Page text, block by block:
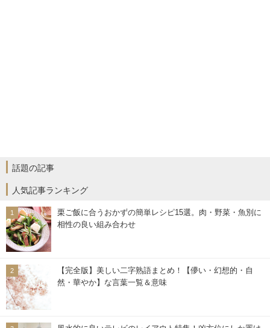
話題の記事
人気記事ランキング
栗ご飯に合うおかずの簡単レシピ15選。肉・野菜・魚別に
相性の良い組み合わせ
【完全版】美しい二字熟語まとめ！【儚い・幻想的・自
然・華やか】な言葉一覧＆意味